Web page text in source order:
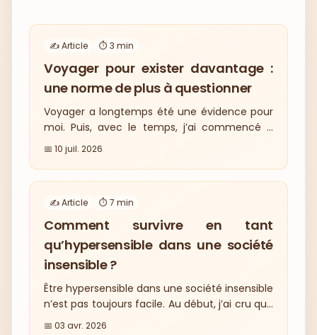
✍️ Article ⏱️ 3 min
Voyager pour exister davantage :
une norme de plus à questionner
Voyager a longtemps été une évidence pour
moi. Puis, avec le temps, j’ai commencé à
questionner cette habitude. Dans cet article,
je reviens sur mon rapport au voyage, sur
cette norme sociétale qui nous pousse à
J’explore aussi ce que cette injonction peut
provoquer quand on est hypersensible :
fatigue, surcharge, et parfois une perte de
sens.
📅 10 juil. 2026
✍️ Article ⏱️ 7 min
Comment survivre en tant
qu’hypersensible dans une société
insensible ?
Être hypersensible dans une société insensible
n’est pas toujours facile. Au début, j’ai cru que
ma sensibilité était un défaut, un
📅 03 avr. 2026